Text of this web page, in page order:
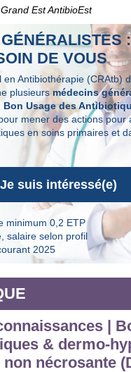
Grand EstAntibioEst
DE VOUS
en Antibiothérapie (CRAtb)
plusieurs médecins
Bon Usage des
mener des actions pour
en soins primaires et
Je suis intéressé(e)
minimum 0,2 ETP
salaire selon profil
2025
|
& dermo-
nécrosante